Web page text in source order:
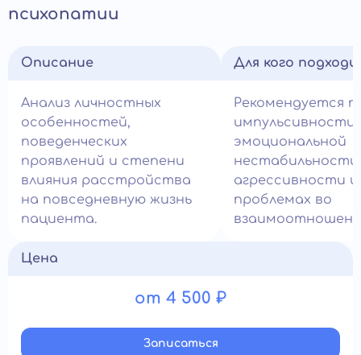
психопатии
Описание
Анализ личностных
особенностей,
поведенческих
проявлений и степени
влияния расстройства
на повседневную жизнь
пациента.
Для кого
Рекомендуется
импульсивности,
эмоциональной
нестабильности,
агрессивности и
проблемах во
Цена
от 4 500 ₽
Записатьcя